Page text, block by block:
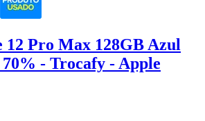
12 Pro Max 128GB Azul
- Trocafy - Apple